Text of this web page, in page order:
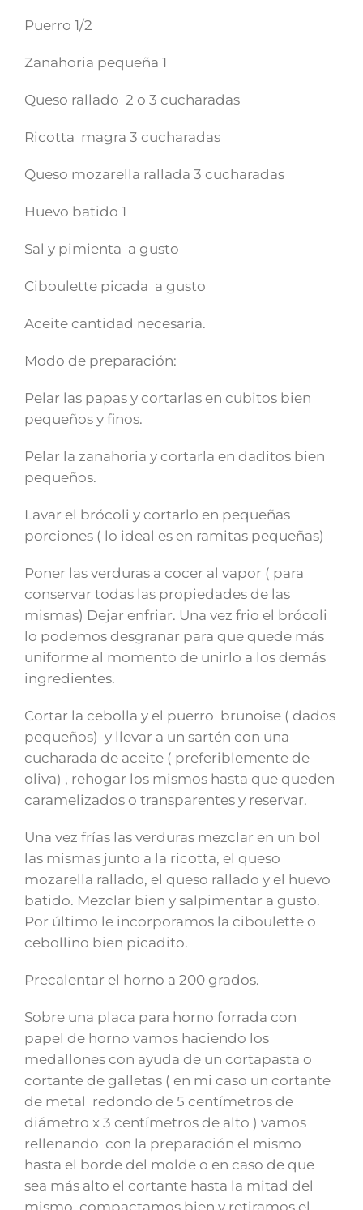
Puerro 1/2
Zanahoria pequeña 1
Queso rallado 2 o 3 cucharadas
Ricotta magra 3 cucharadas
Queso mozarella rallada 3 cucharadas
Huevo batido 1
Sal y pimienta a gusto
Ciboulette picada a gusto
Aceite cantidad necesaria.
Modo de preparación:
Pelar las papas y cortarlas en cubitos bien
pequeños y finos.
Pelar la zanahoria y cortarla en daditos bien
pequeños.
Lavar el brócoli y cortarlo en pequeñas
porciones ( lo ideal es en ramitas pequeñas)
Poner las verduras a cocer al vapor ( para
conservar todas las propiedades de las
mismas) Dejar enfriar. Una vez frio el brócoli
lo podemos desgranar para que quede más
uniforme al momento de unirlo a los demás
ingredientes.
Cortar la cebolla y el puerro brunoise ( dados
pequeños) y llevar a un sartén con una
cucharada de aceite ( preferiblemente de
oliva) , rehogar los mismos hasta que queden
caramelizados o transparentes y reservar.
Una vez frías las verduras mezclar en un bol
las mismas junto a la ricotta, el queso
mozarella rallado, el queso rallado y el huevo
batido. Mezclar bien y salpimentar a gusto.
Por último le incorporamos la ciboulette o
cebollino bien picadito.
Precalentar el horno a 200 grados.
Sobre una placa para horno forrada con
papel de horno vamos haciendo los
medallones con ayuda de un cortapasta o
cortante de galletas ( en mi caso un cortante
de metal redondo de 5 centímetros de
diámetro x 3 centímetros de alto ) vamos
rellenando con la preparación el mismo
hasta el borde del molde o en caso de que
sea más alto el cortante hasta la mitad del
mismo, compactamos bien y retiramos el